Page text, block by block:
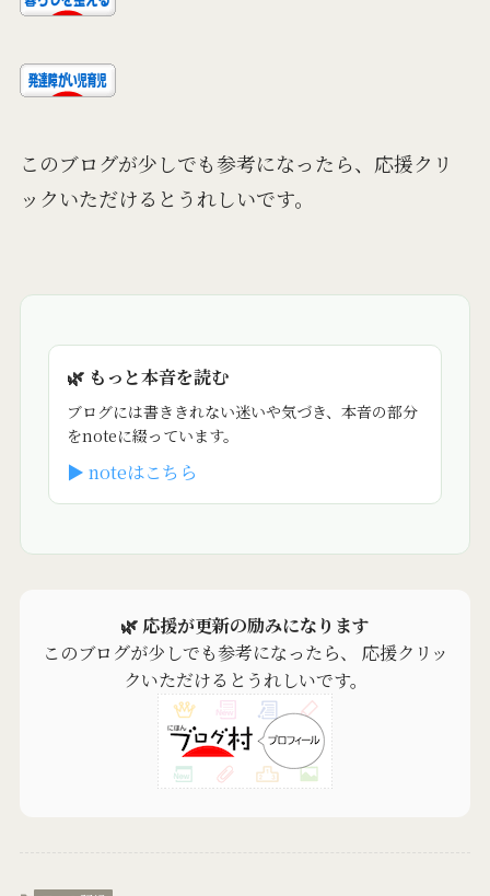
このブログが少しでも参考になったら、応援クリ
ックいただけるとうれしいです。
🌿 もっと本音を読む
ブログには書ききれない迷いや気づき、本音の部分
をnoteに綴っています。
▶ noteはこちら
🌿 応援が更新の励みになります
このブログが少しでも参考になったら、 応援クリッ
クいただけるとうれしいです。